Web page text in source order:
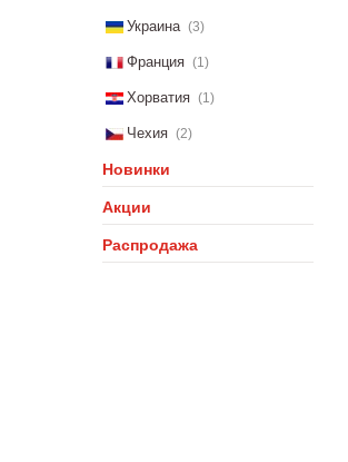
Украина (3)
Франция (1)
Хорватия (1)
Чехия (2)
Новинки
Акции
Распродажа